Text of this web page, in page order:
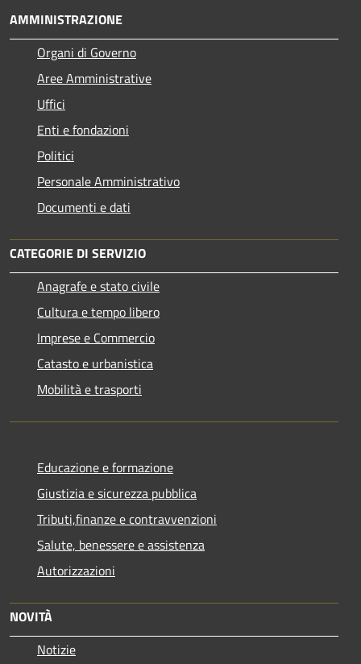
AMMINISTRAZIONE
Organi di Governo
Aree Amministrative
Uffici
Enti e fondazioni
Politici
Personale Amministrativo
Documenti e dati
CATEGORIE DI SERVIZIO
Anagrafe e stato civile
Cultura e tempo libero
Imprese e Commercio
Catasto e urbanistica
Mobilità e trasporti
Educazione e formazione
Giustizia e sicurezza pubblica
Tributi,finanze e contravvenzioni
Salute, benessere e assistenza
Autorizzazioni
NOVITÀ
Notizie